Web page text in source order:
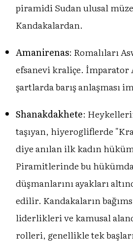
piramidi Sudan ulusal
Kandakalardan.
Amanirenas: Romalıları
efsanevi kraliçe. İmparator
şartlarda barış anlaşması
Shanakdakhete:
taşıyan, hiyerogliflerde
diye anılan ilk kadın
Piramitlerinde bu
düşmanlarını ayakları
edilir. Kandakaların
liderlikleri ve kamusal
rolleri, genellikle tek